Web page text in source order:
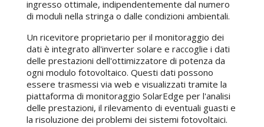
ingresso ottimale, indipendentemente dal numero
di moduli nella stringa o dalle condizioni ambientali.
Un ricevitore proprietario per il monitoraggio dei
dati è integrato all'inverter solare e raccoglie i dati
delle prestazioni dell'ottimizzatore di potenza da
ogni modulo fotovoltaico. Questi dati possono
essere trasmessi via web e visualizzati tramite la
piattaforma di monitoraggio SolarEdge per l'analisi
delle prestazioni, il rilevamento di eventuali guasti e
la risoluzione dei problemi dei sistemi fotovoltaici.